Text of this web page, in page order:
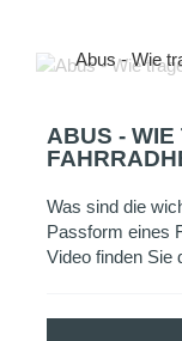
Abus - Wie
ABUS - WIE
Was sind die
Passform eines
Video finden Sie